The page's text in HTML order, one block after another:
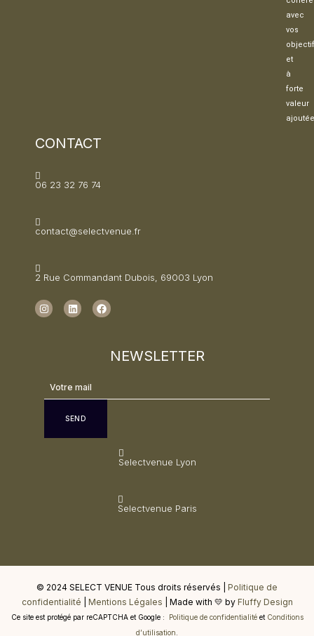
avec
vos
et
à
forte
valeur
CONTACT
06 23 32 76 74
contact@selectvenue.fr
2 Rue Commandant Dubois, 69003 Lyon
NEWSLETTER
SEND
Selectvenue Lyon
Selectvenue Paris
© 2024 SELECT VENUE Tous droits réservés | Politique de
confidentialité
Mentions Légales | Made with 💛 by Fluffy Design
Ce site est protégé par reCAPTCHA et Google : Politique de confidentialitéet Conditions
d’utilisation